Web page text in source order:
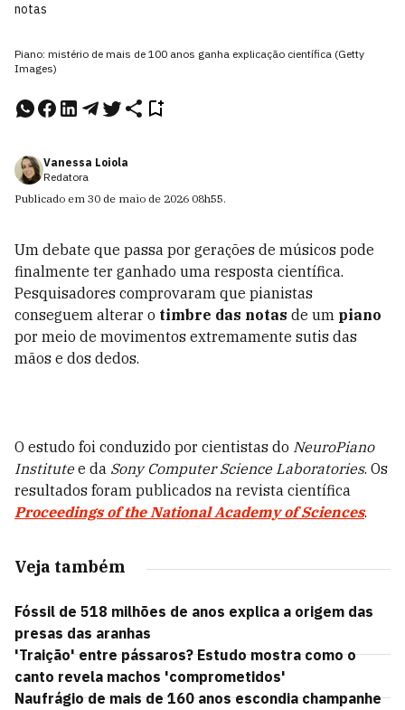
notas
Piano: mistério de mais de 100 anos ganha explicação científica (Getty
Images)
Vanessa Loiola
Redatora
Publicado em 30 de maio de 2026 08h55.
Um debate que passa por gerações de músicos pode
finalmente ter ganhado uma resposta científica.
Pesquisadores comprovaram que pianistas
conseguem alterar o timbre das notas de um piano
por meio de movimentos extremamente sutis das
mãos e dos dedos.
O estudo foi conduzido por cientistas do NeuroPiano
Institutee da Sony Computer Science Laboratories. Os
resultados foram publicados na revista científica
Proceedings of the National Academy of Sciences.
Veja também
Fóssil de 518 milhões de anos explica a origem das
presas das aranhas
'Traição' entre pássaros? Estudo mostra como o
canto revela machos 'comprometidos'
Naufrágio de mais de 160 anos escondia champanhe